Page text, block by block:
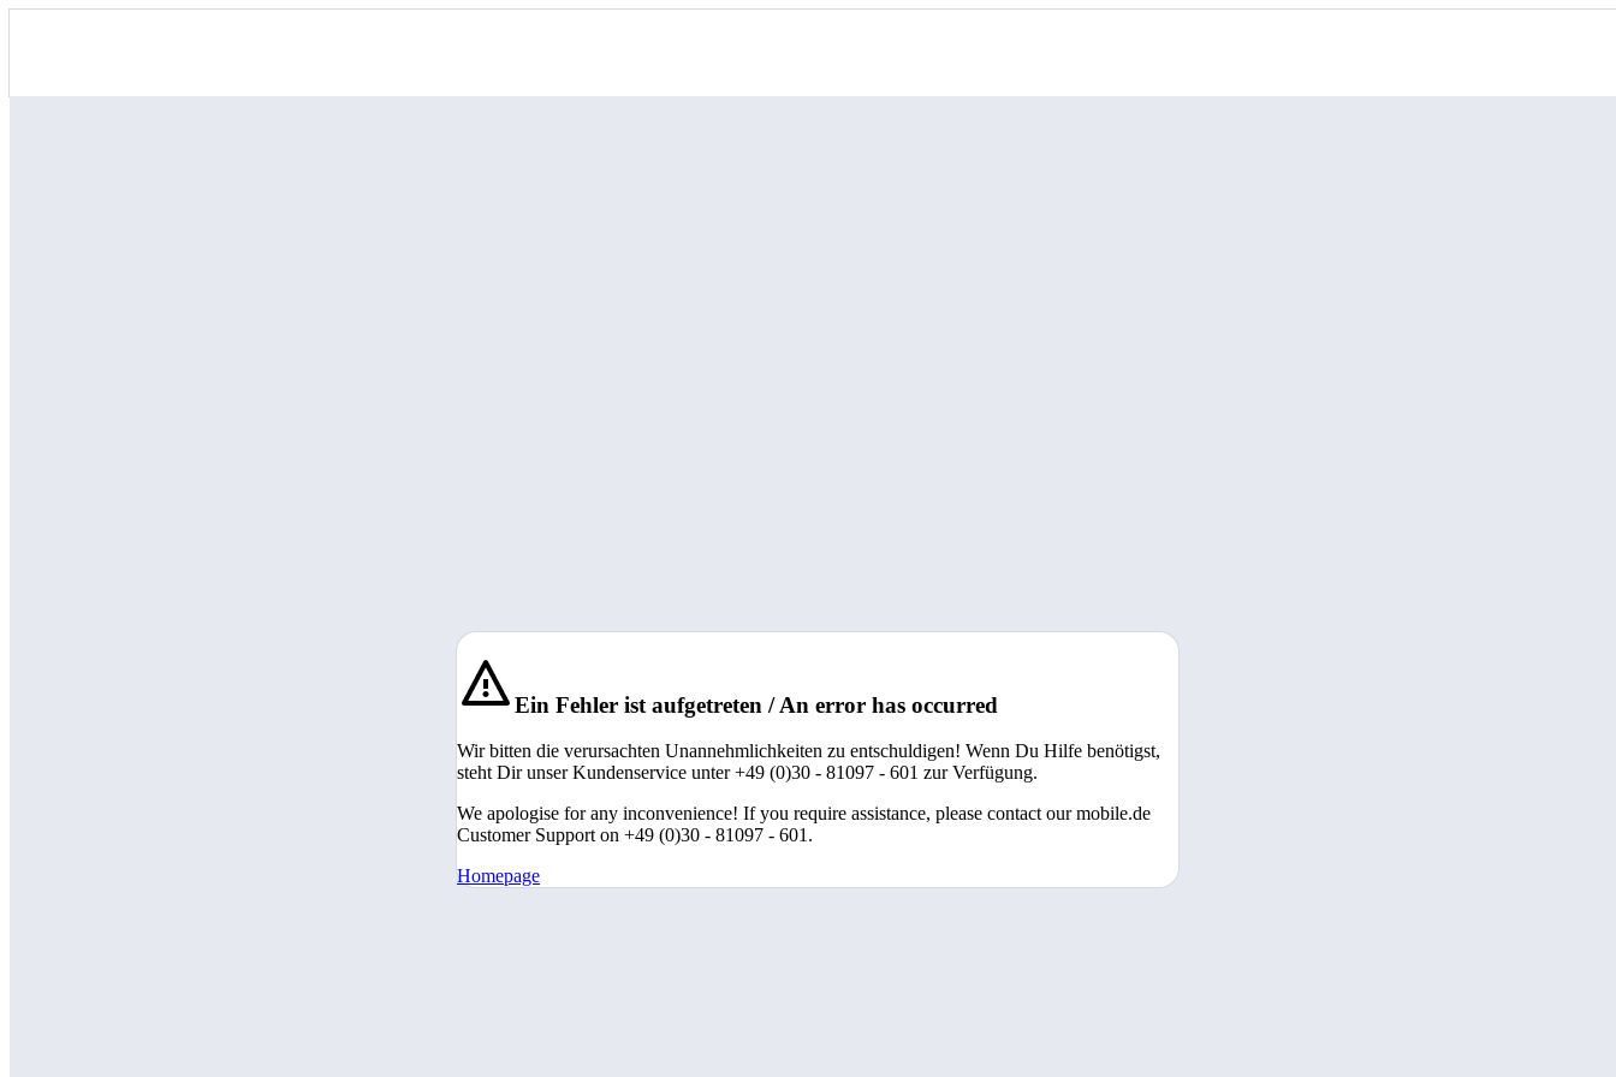
Ein Fehler ist aufgetreten / An error has occurred
Wir bitten die verursachten Unannehmlichkeiten zu entschuldigen! Wenn Du Hilfe benötigst,
steht Dir unser Kundenservice unter +49 (0)30 - 81097 - 601 zur Verfügung.
We apologise for any inconvenience! If you require assistance, please contact our mobile.de
Customer Support on +49 (0)30 - 81097 - 601.
Homepage